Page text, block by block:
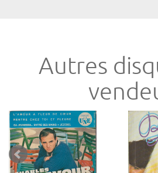
Autres